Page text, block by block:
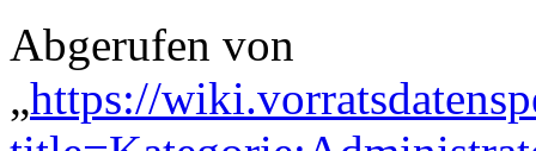
Abgerufen von
„https://